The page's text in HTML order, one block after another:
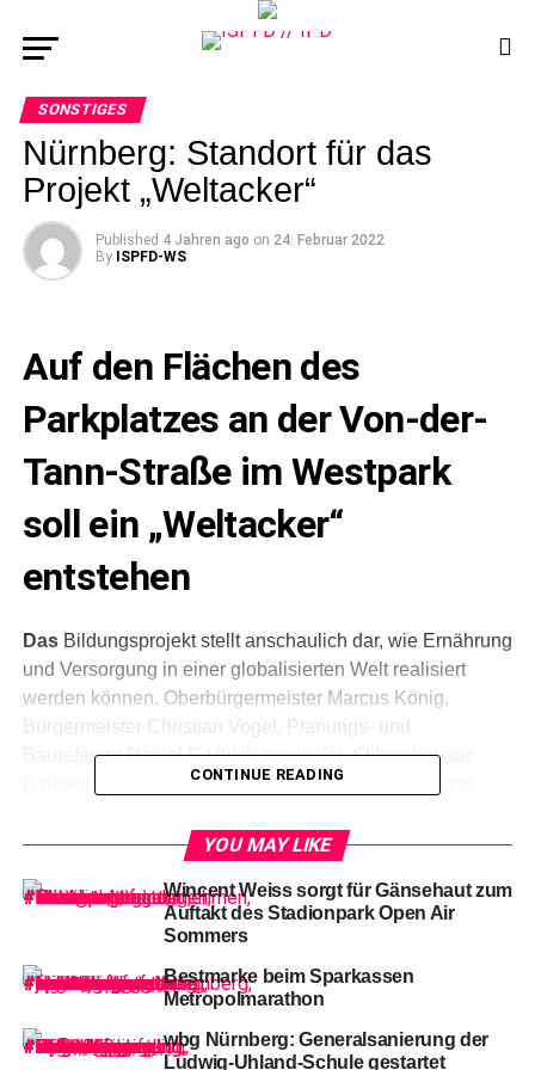
SONSTIGES
Nürnberg: Standort für das
Projekt „Weltacker“
Published 4 Jahren ago on 24. Februar 2022
By ISPFD-WS
Auf den Flächen des
Parkplatzes an der Von-der-
Tann-Straße im Westpark
soll ein „Weltacker“
entstehen
DasBildungsprojekt stellt anschaulich dar, wie Ernährung
und Versorgung in einer globalisierten Welt realisiert
werden können. Oberbürgermeister Marcus König,
Bürgermeister Christian Vogel, Planungs- und
Baureferent Daniel F. Ulrich sowie das Stifterehepaar
Barbara und Manfred Schmitz von der Innovation und
SDGs go local (Bluepingu e.V.), haben den favorisierten
verschiedenen Städten in Deutschland wie weltweit
Zukunft Nürnberg möchte nun gemeinsam mit SDGs go
local (Bluepingu e.V.) dieses Bildungsprojekt in Nürnberg
aufbauen und betreiben. Die Stadt Nürnberg wird eine
geeignete, 2 500 Quadratmeter große Fläche am
CONTINUE READING
YOU MAY LIKE
Wincent Weiss sorgt für Gänsehaut zum
Auftakt des Stadionpark Open Air
Sommers
Bestmarke beim Sparkassen
Metropolmarathon
wbg Nürnberg: Generalsanierung der
Ludwig-Uhland-Schule gestartet